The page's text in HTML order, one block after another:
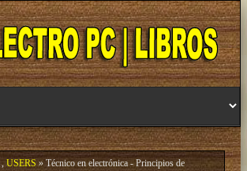
, USERS » Técnico en electrónica - Principios de